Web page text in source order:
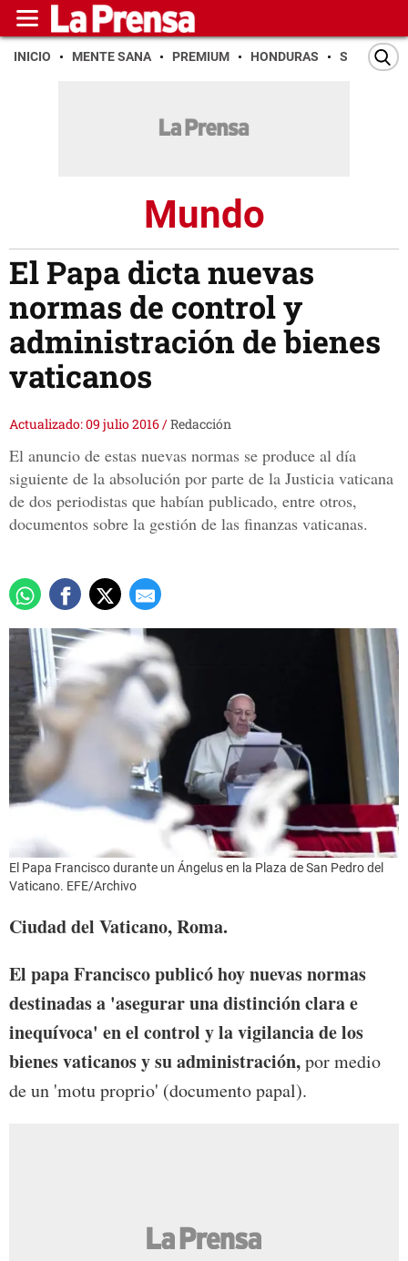
INICIO MENTE SANA PREMIUM HONDURAS SAN PEDRO
Mundo
El Papa dicta nuevas
normas de control y
administración de bienes
vaticanos
Actualizado: 09 julio 2016/Redacción
El anuncio de estas nuevas normas se produce al día
siguiente de la absolución por parte de la Justicia vaticana
de dos periodistas que habían publicado, entre otros,
documentos sobre la gestión de las finanzas vaticanas.
El Papa Francisco durante un Ángelus en la Plaza de San Pedro del
Vaticano. EFE/Archivo
Ciudad del Vaticano, Roma.
El papa Francisco publicó hoy nuevas normas
destinadas a 'asegurar una distinción clara e
inequívoca' en el control y la vigilancia de los
bienes vaticanos y su administración,por medio
de un 'motu proprio' (documento papal).